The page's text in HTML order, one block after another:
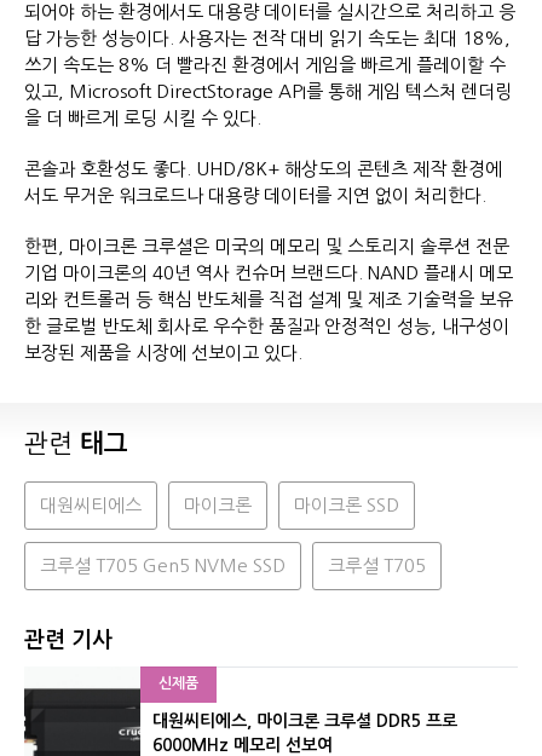
되어야 하는 환경에서도 대용량 데이터를 실시간으로 처리하고 응
답 가능한 성능이다. 사용자는 전작 대비 읽기 속도는 최대 18%,
쓰기 속도는 8% 더 빨라진 환경에서 게임을 빠르게 플레이할 수
있고, Microsoft DirectStorage API를 통해 게임 텍스처 렌더링
을 더 빠르게 로딩 시킬 수 있다.
콘솔과 호환성도 좋다. UHD/8K+ 해상도의 콘텐츠 제작 환경에
서도 무거운 워크로드나 대용량 데이터를 지연 없이 처리한다.
한편, 마이크론 크루셜은 미국의 메모리 및 스토리지 솔루션 전문
기업 마이크론의 40년 역사 컨슈머 브랜드다. NAND 플래시 메모
리와 컨트롤러 등 핵심 반도체를 직접 설계 및 제조 기술력을 보유
한 글로벌 반도체 회사로 우수한 품질과 안정적인 성능, 내구성이
보장된 제품을 시장에 선보이고 있다.
관련 태그
대원씨티에스 마이크론 마이크론 SSD
크루셜 T705 Gen5 NVMe SSD 크루셜 T705
관련 기사
신제품
대원씨티에스, 마이크론 크루셜 DDR5 프로
6000MHz 메모리 선보여